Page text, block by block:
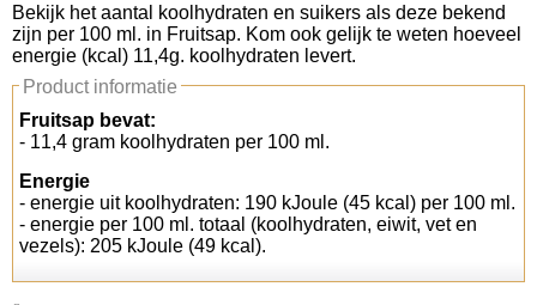
Koolhydraten tellen
Links
Bekijk het aantal koolhydraten en suikers als deze bekend
zijn per 100 ml. in Fruitsap. Kom ook gelijk te weten hoeveel
energie (kcal) 11,4g. koolhydraten levert.
Product informatie
Fruitsap bevat:
- 11,4 gram koolhydraten per 100 ml.
Energie
- energie uit koolhydraten: 190 kJoule (45 kcal) per 100 ml.
- energie per 100 ml. totaal (koolhydraten, eiwit, vet en
vezels): 205 kJoule (49 kcal).